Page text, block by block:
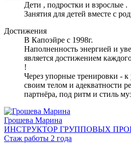
Дети , подростки и взрослые .
Занятия для детей вместе с
Достижения
В Капоэйре с 1998г.
Наполненность энергией и
является достижением
!
Через упорные тренировки -
своим телом и адекватности
партнёра, под ритм и стиль
Грошева Марина
ИНСТРУКТОР ГРУППОВЫХ
Стаж работы 2 года